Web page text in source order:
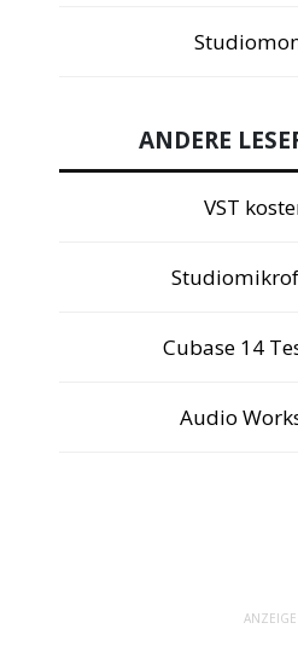
ANDERE
VST
Cubase 14
Audio
ANZEIGE